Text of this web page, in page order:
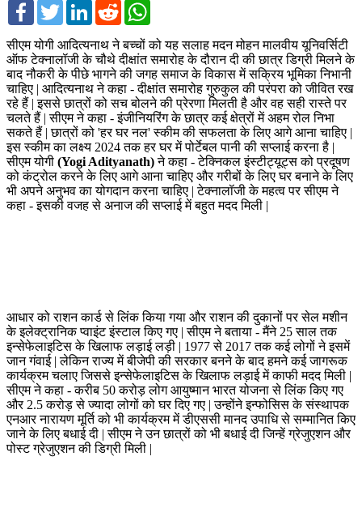
FacebookTwitterLinkedInReddit
सीएम योगी आदित्यनाथ ने बच्चों को यह सलाह मदन मोहन मालवीय यूनिवर्सिटी
ऑफ टेक्नालॉजी के चौथे दीक्षांत समारोह के दौरान दी की छात्र डिग्री मिलने के
बाद नौकरी के पीछे भागने की जगह समाज के विकास में सक्रिय भूमिका निभानी
चाहिए | आदित्यनाथ ने कहा - दीक्षांत समारोह गुरुकुल की परंपरा को जीवित रख
रहे हैं | इससे छात्रों को सच बोलने की प्रेरणा मिलती है और वह सही रास्ते पर
चलते हैं | सीएम ने कहा - इंजीनियरिंग के छात्र कई क्षेत्रों में अहम रोल निभा
सकते हैं | छात्रों को 'हर घर नल' स्कीम की सफलता के लिए आगे आना चाहिए |
इस स्कीम का लक्ष्य 2024 तक हर घर में पोर्टेबल पानी की सप्लाई करना है |
सीएम योगी (Yogi Adityanath)ने कहा - टेक्निकल इंस्टीट्यूट्स को प्रदूषण
को कंट्रोल करने के लिए आगे आना चाहिए और गरीबों के लिए घर बनाने के लिए
भी अपने अनुभव का योगदान करना चाहिए | टेक्नालॉजी के महत्व पर सीएम ने
कहा - इसकी वजह से अनाज की सप्लाई में बहुत मदद मिली |
आधार को राशन कार्ड से लिंक किया गया और राशन की दुकानों पर सेल मशीन
के इलेक्ट्रानिक प्वाइंट इंस्टाल किए गए | सीएम ने बताया - मैंने 25 साल तक
इन्सेफेलाइटिस के खिलाफ लड़ाई लड़ी | 1977 से 2017 तक कई लोगों ने इसमें
जान गंवाई | लेकिन राज्य में बीजेपी की सरकार बनने के बाद हमने कई जागरूक
कार्यक्रम चलाए जिससे इन्सेफेलाइटिस के खिलाफ लड़ाई में काफी मदद मिली |
सीएम ने कहा - करीब 50 करोड़ लोग आयुष्मान भारत योजना से लिंक किए गए
और 2.5 करोड़ से ज्यादा लोगों को घर दिए गए | उन्होंने इन्फोसिस के संस्थापक
एनआर नारायण मूर्ति को भी कार्यक्रम में डीएससी मानद उपाधि से सम्मानित किए
जाने के लिए बधाई दी | सीएम ने उन छात्रों को भी बधाई दी जिन्हें ग्रेजुएशन और
पोस्ट ग्रेजुएशन की डिग्री मिली |